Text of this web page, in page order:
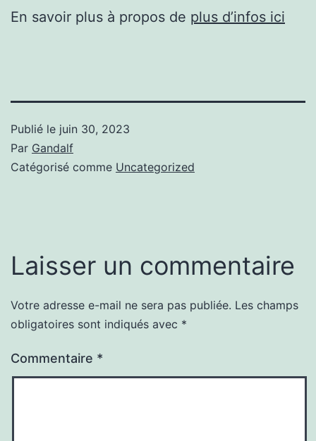
En savoir plus à propos de plus d’infos ici
Publié le juin 30, 2023
Par Gandalf
Catégorisé comme Uncategorized
Laisser un commentaire
Votre adresse e-mail ne sera pas publiée. Les champs
obligatoires sont indiqués avec *
Commentaire *